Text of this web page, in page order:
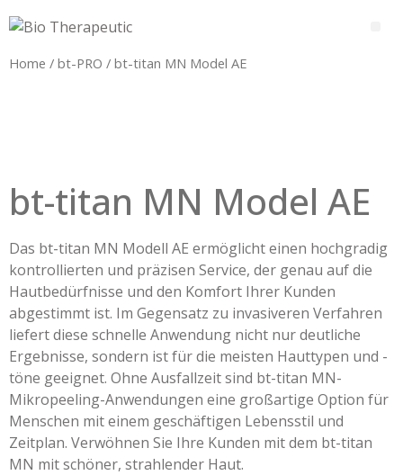
Home / bt-PRO / bt-titan MN Model AE
bt-titan MN Model AE
Das bt-titan MN Modell AE ermöglicht einen hochgradig
kontrollierten und präzisen Service, der genau auf die
Hautbedürfnisse und den Komfort Ihrer Kunden
abgestimmt ist. Im Gegensatz zu invasiveren Verfahren
liefert diese schnelle Anwendung nicht nur deutliche
Ergebnisse, sondern ist für die meisten Hauttypen und -
töne geeignet. Ohne Ausfallzeit sind bt-titan MN-
Mikropeeling-Anwendungen eine großartige Option für
Menschen mit einem geschäftigen Lebensstil und
Zeitplan. Verwöhnen Sie Ihre Kunden mit dem bt-titan
MN mit schöner, strahlender Haut.